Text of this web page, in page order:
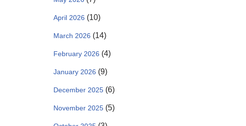
April 2026 (10)
March 2026 (14)
February 2026 (4)
January 2026 (9)
December 2025 (6)
November 2025 (5)